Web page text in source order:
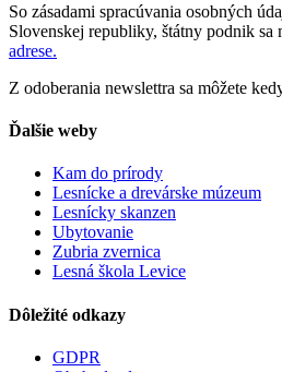
So zásadami spracúvania osobných
Slovenskej republiky, štátny podnik sa
adrese.
Z odoberania newslettra sa môžete
Ďalšie weby
Kam do prírody
Lesnícke a drevárske múzeum
Lesnícky skanzen
Ubytovanie
Zubria zvernica
Lesná škola Levice
Dôležité odkazy
GDPR